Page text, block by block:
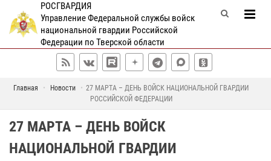
РОСГВАРДИЯ
Управление Федеральной службы войск
национальной гвардии Российской
Федерации по Тверской области
Главная Новости
27 МАРТА – ДЕНЬ ВОЙСК НАЦИОНАЛЬНОЙ ГВАРДИИ
РОССИЙСКОЙ ФЕДЕРАЦИИ
27 МАРТА – ДЕНЬ ВОЙСК
НАЦИОНАЛЬНОЙ ГВАРДИИ